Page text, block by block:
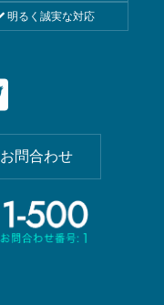
明るく誠実な対応
お問合わせ